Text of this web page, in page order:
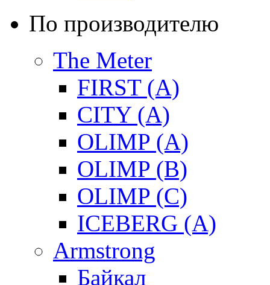
По производителю
The Meter
FIRST (A)
CITY (A)
OLIMP (A)
OLIMP (B)
OLIMP (C)
ICEBERG (A)
Armstrong
Байкал